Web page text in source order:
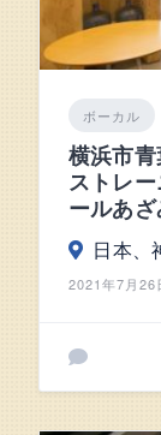
ボーカル
横浜市
ストレ
ールあざ
2021年7月26